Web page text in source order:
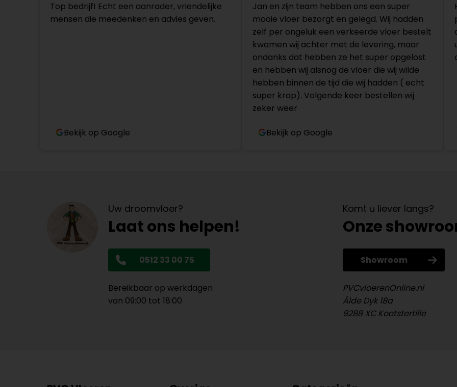
Top bedrijf! Echt een aanrader, vriendelijke
mensen die meedenken en advies geven.
Bekijk op Google
Jan en zijn team hebben ons een super
mooie vloer bezorgt en gelegd. Wij hadden
zelf per ongeluk een verkeerde vloer bestelt
kwamen wij achter met de levering, maar
ondanks dat hebben ze het super opgelost
en hebben wij alsnog de vloer die wij wilde
hebben binnen de tijd die wij hadden ( echt
super krap). Volgende keer bestellen wij
zeker weer
Bekijk op Google
Uw droomvloer?
Laat ons helpen!
0512 33 00 75
Bereikbaar op werkdagen
van 09:00 tot 18:00
Komt u liever langs?
Onze
Showroom
PVCvloerenOnline.nl
Âlde Dyk 18a
9288 XC Kootstertille